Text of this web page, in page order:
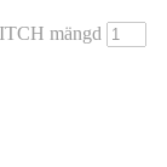
mängd